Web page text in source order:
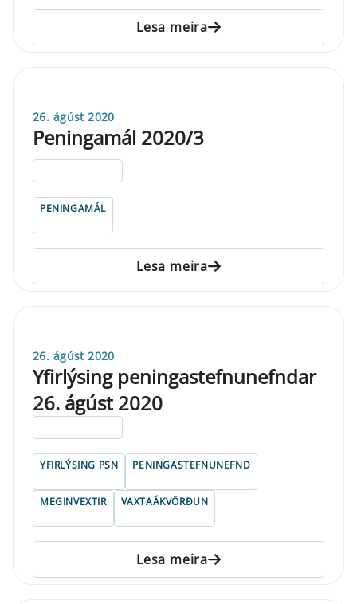
Lesa meira
26. ágúst 2020
Peningamál 2020/3
PENINGAMÁL
Lesa meira
26. ágúst 2020
Yfirlýsing peningastefnunefndar
26. ágúst 2020
YFIRLÝSING PSN PENINGASTEFNUNEFND
MEGINVEXTIR VAXTAÁKVÖRÐUN
Lesa meira